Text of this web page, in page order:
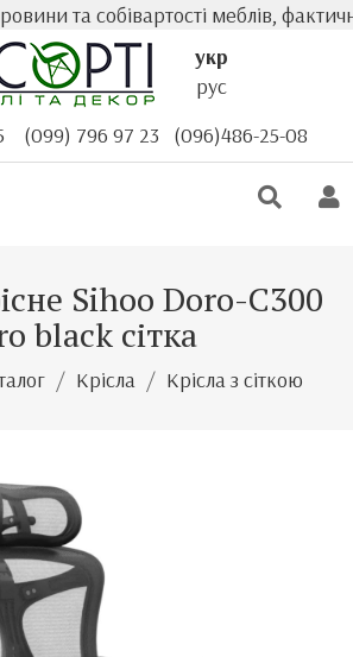
та собівартості меблів,
укр
рус
(099) 796 97 23 (096)486-25-08
Sihoo Doro-C300
black сітка
Крісла Крісла з сіткою